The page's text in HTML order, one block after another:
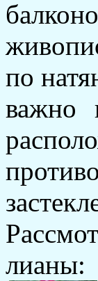
по
важно
лианы: